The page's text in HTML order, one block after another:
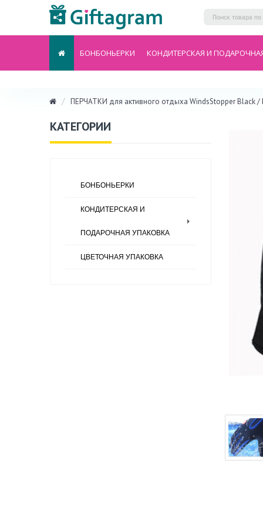
БОНБОНЬЕРКИ КОНДИТЕРСКАЯ И
ПЕРЧАТКИ для активного отдыха WindsStopper
КАТЕГОРИИ
БОНБОНЬЕРКИ
КОНДИТЕРСКАЯ И
ПОДАРОЧНАЯ УПАКОВКА
ЦВЕТОЧНАЯ УПАКОВКА